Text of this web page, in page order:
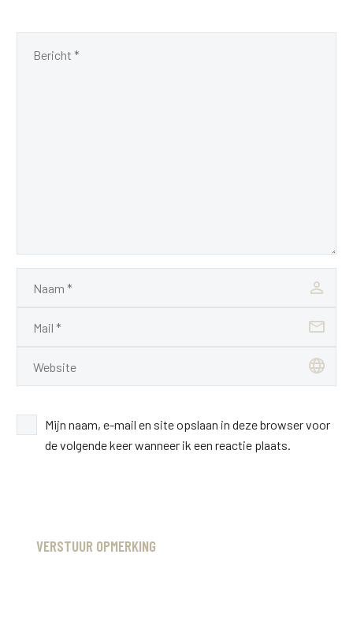
Mijn naam, e-mail en site opslaan in deze browser voor
de volgende keer wanneer ik een reactie plaats.
VERSTUUR OPMERKING